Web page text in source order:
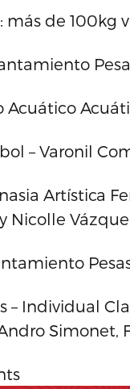
más de 100kg
Acuático
– Varonil
Artística
Nicolle
– Individual
Simonet,